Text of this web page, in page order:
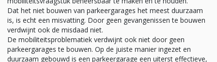
Dat het niet bouwen van parkeergarages het meest duurzaam
is, is echt een misvatting. Door geen gevangenissen te bouwen
verdwijnt ook de misdaad niet.
De mobiliteitsproblematiek verdwijnt ook niet door geen
parkeergarages te bouwen. Op de juiste manier ingezet en
duurzaam gebouwd is een parkeergarage een uiterst effectieve,